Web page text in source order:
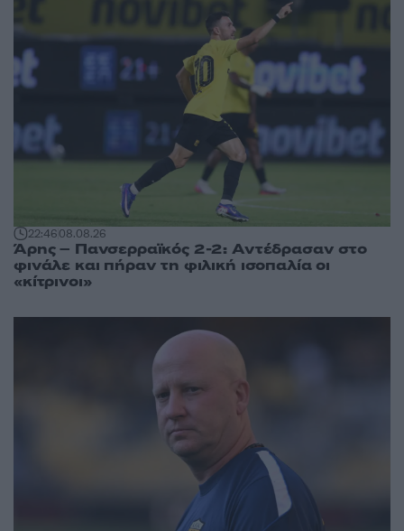
22:4608.08.26
Άρης – Πανσερραϊκός 2-2: Αντέδρασαν στο
φινάλε και πήραν τη φιλική ισοπαλία οι
«κίτρινοι»